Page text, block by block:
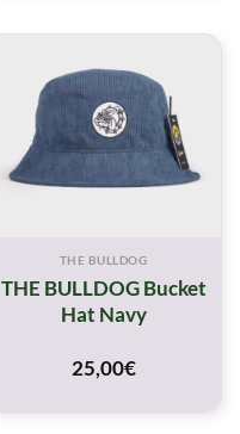
THE BULLDOG
THE BULLDOG Bucket
Hat Navy
25,00€